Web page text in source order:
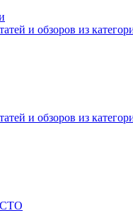
и обзоров из
и обзоров из
СТО